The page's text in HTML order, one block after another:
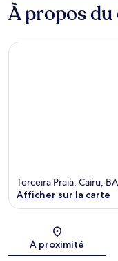
À propos
Terceira Praia, Cairu,
Afficher sur la carte
À proximité